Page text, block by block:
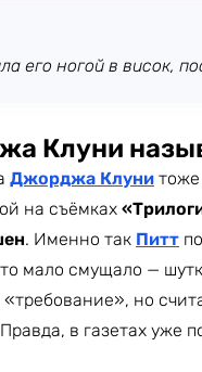
его ногой в висок,
Клуни
Джорджа Клуни
на съёмках
. Именно так Питт
мало смущало —
но
Правда, в газетах уже